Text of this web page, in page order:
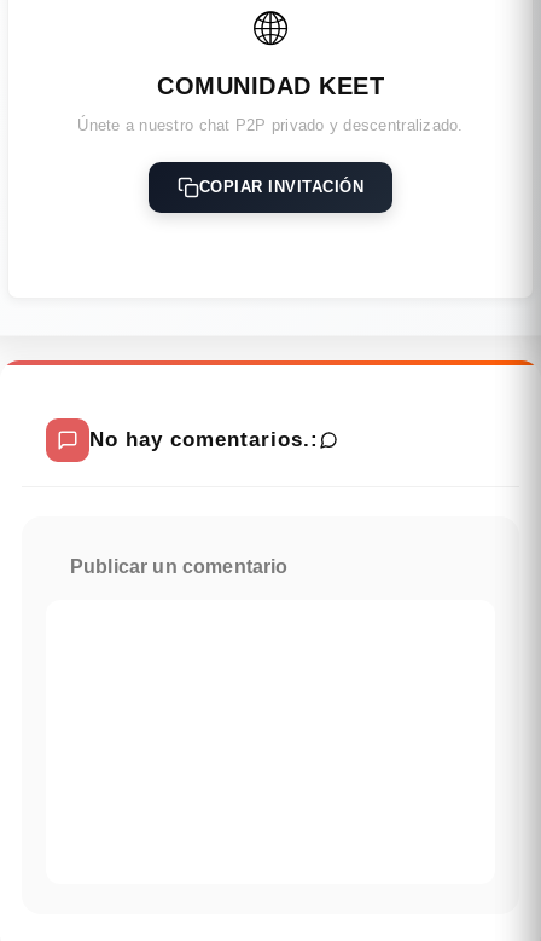
🌐
COMUNIDAD KEET
Únete a nuestro chat P2P privado y descentralizado.
COPIAR INVITACIÓN
No hay comentarios.:
Publicar un comentario